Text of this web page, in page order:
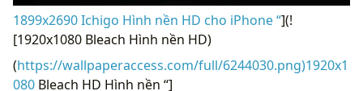
1899x2690 Ichigo Hình nền HD cho iPhone “](!
[1920x1080 Bleach Hình nền HD)
(https://wallpaperaccess.com/full/6244030.png)1920x1
080 Bleach HD Hình nền “]